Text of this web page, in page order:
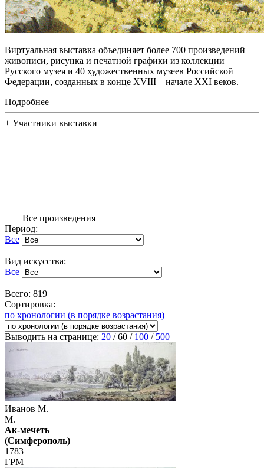
Виртуальная выставка объединяет более 700 произведений
живописи, рисунка и печатной графики из коллекции
Русского музея и 40 художественных музеев Российской
Федерации, созданных в конце XVIII – начале XXI веков.
Подробнее
+ Участники выставки
Все произведения
Период:
Все
Вид искусства:
Все
Всего: 819
Сортировка:
по хронологии (в порядке возрастания)
Выводить на странице: 20 /60 / 100 / 500
Иванов М.
М.
Ак-мечеть
(Симферополь)
1783
ГРМ